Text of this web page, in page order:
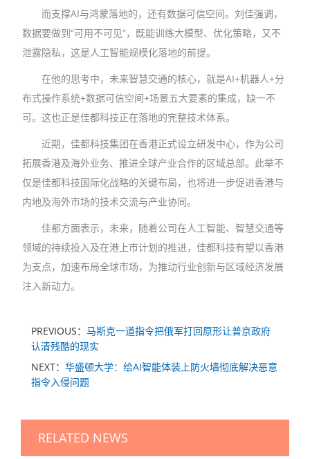
而支撑AI与鸿蒙落地的，还有数据可信空间。刘佳强调，
数据要做到“可用不可见”，既能训练大模型、优化策略，又不
泄露隐私，这是人工智能规模化落地的前提。
在他的思考中，未来智慧交通的核心，就是AI+机器人+分
布式操作系统+数据可信空间+场景五大要素的集成，缺一不
可。这也正是佳都科技正在落地的完整技术体系。
近期，佳都科技集团在香港正式设立研发中心，作为公司
拓展香港及海外业务、推进全球产业合作的区域总部。此举不
仅是佳都科技国际化战略的关键布局，也将进一步促进香港与
内地及海外市场的技术交流与产业协同。
佳都方面表示，未来，随着公司在人工智能、智慧交通等
领域的持续投入及在港上市计划的推进，佳都科技有望以香港
为支点，加速布局全球市场，为推动行业创新与区域经济发展
注入新动力。
PREVIOUS： 马斯克一道指令把俄军打回原形让普京政府
认清残酷的现实
NEXT： 华盛顿大学：给AI智能体装上防火墙彻底解决恶意
指令入侵问题
RELATED NEWS